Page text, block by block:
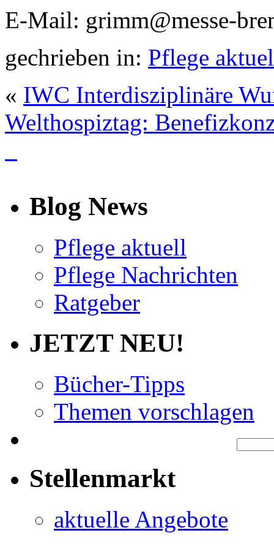
E-Mail: grimm@messe-
gechrieben in: Pflege
« IWC Interdisziplinäre
Welthospiztag:
Blog News
Pflege aktuell
Pflege Nachrichten
Ratgeber
JETZT NEU!
Bücher-Tipps
Themen vorschlagen
Stellenmarkt
aktuelle Angebote